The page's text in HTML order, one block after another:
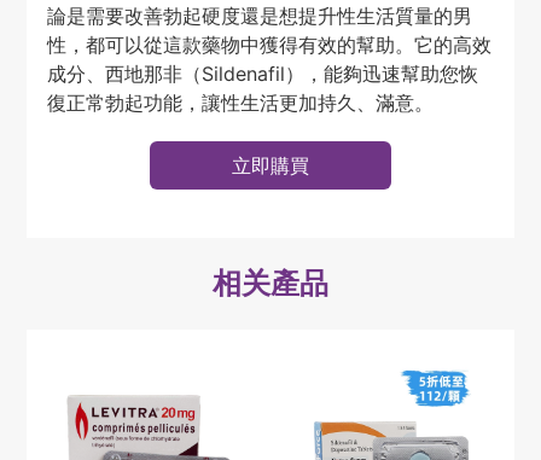
論是需要改善勃起硬度還是想提升性生活質量的男
性，都可以從這款藥物中獲得有效的幫助。它的高效
成分、西地那非（Sildenafil），能夠迅速幫助您恢
復正常勃起功能，讓性生活更加持久、滿意。
立即購買
相关產品